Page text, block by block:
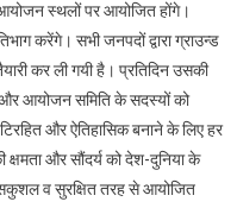
स्थलों पर आयोजित होंगे।
करेंगे। सभी जनपदों द्वारा ग्राउन्ड
कर ली गयी है। प्रतिदिन उसकी
और आयोजन समिति के सदस्यों को
और ऐतिहासिक बनाने के लिए हर
और सौंदर्य को देश-दुनिया के
व सुरक्षित तरह से आयोजित